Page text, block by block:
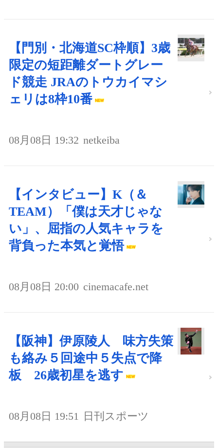
【門別・北海道SC枠順】3歳
限定の短距離ダートグレー
ド競走 JRAのトウカイマシ
ェリは8枠10番
08月08日 19:32 netkeiba
【インタビュー】K（＆
TEAM）「僕は天才じゃな
い」、屈指の人気キャラを
背負った本気と覚悟
08月08日 20:00 cinemacafe.net
【阪神】伊原陵人 味方失策
も絡み５回途中５失点で降
板 26歳初星を逃す
08月08日 19:51 日刊スポーツ